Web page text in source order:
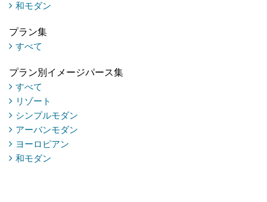
和モダン
プラン集
すべて
プラン別イメージパース集
すべて
リゾート
シンプルモダン
アーバンモダン
ヨーロピアン
和モダン